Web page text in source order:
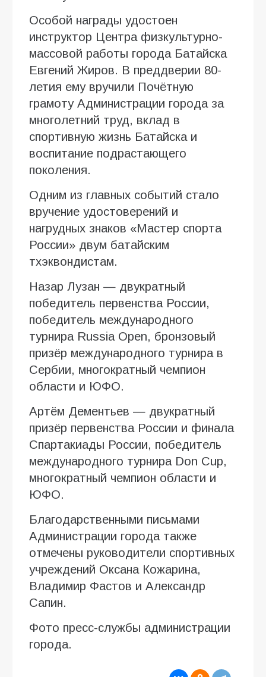
Особой награды удостоен
инструктор Центра физкультурно-
массовой работы города Батайска
Евгений Жиров. В преддверии 80-
летия ему вручили Почётную
грамоту Администрации города за
многолетний труд, вклад в
спортивную жизнь Батайска и
воспитание подрастающего
поколения.
Одним из главных событий стало
вручение удостоверений и
нагрудных знаков «Мастер спорта
России» двум батайским
тхэквондистам.
Назар Лузан — двукратный
победитель первенства России,
победитель международного
турнира Russia Open, бронзовый
призёр международного турнира в
Сербии, многократный чемпион
области и ЮФО.
Артём Дементьев — двукратный
призёр первенства России и финала
Спартакиады России, победитель
международного турнира Don Cup,
многократный чемпион области и
ЮФО.
Благодарственными письмами
Администрации города также
отмечены руководители спортивных
учреждений Оксана Кожарина,
Владимир Фастов и Александр
Сапин.
Фото пресс-службы администрации
города.